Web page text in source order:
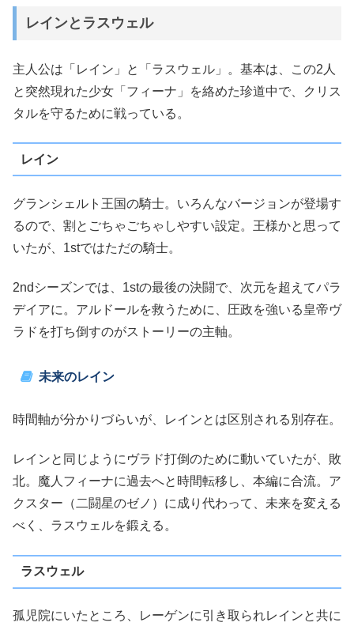
レインとラスウェル
主人公は「レイン」と「ラスウェル」。基本は、この2人
と突然現れた少女「フィーナ」を絡めた珍道中で、クリス
タルを守るために戦っている。
レイン
グランシェルト王国の騎士。いろんなバージョンが登場す
るので、割とごちゃごちゃしやすい設定。王様かと思って
いたが、1stではただの騎士。
2ndシーズンでは、1stの最後の決闘で、次元を超えてパラ
デイアに。アルドールを救うために、圧政を強いる皇帝ヴ
ラドを打ち倒すのがストーリーの主軸。
未来のレイン
時間軸が分かりづらいが、レインとは区別される別存在。
レインと同じようにヴラド打倒のために動いていたが、敗
北。魔人フィーナに過去へと時間転移し、本編に合流。ア
クスター（二闘星のゼノ）に成り代わって、未来を変える
べく、ラスウェルを鍛える。
ラスウェル
孤児院にいたところ、レーゲンに引き取られレインと共に